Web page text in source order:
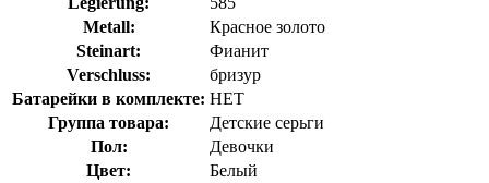
Metall:
Красное золото
Steinart:
Фианит
Verschluss:
бризур
Батарейки в комплекте: НЕТ
Группа товара:
Детские серьги
Пол:
Девочки
Цвет:
Белый